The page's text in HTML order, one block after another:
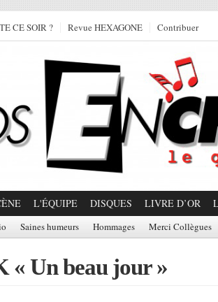
CE SOIR ? Revue HEXAGONE Contribuer
L'ÉQUIPE DISQUES LIVRE D’OR
Saines humeurs Hommages Merci Collègues
« Un beau jour »